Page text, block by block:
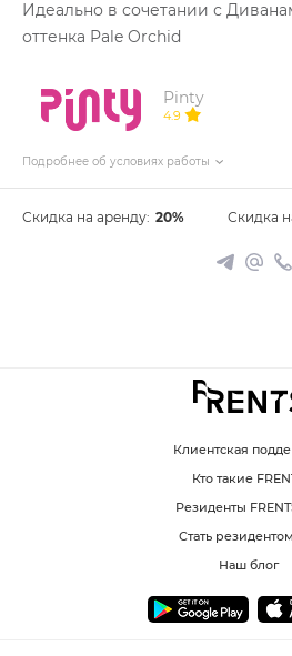
Идеально в сочетании с
оттенка Pale Orchid
Pinty
4.9
Подробнее об условиях работы
Скидка на аренду: 20% Скидка
Клиентская
Кто такие
Резиденты
Стать резидентом
Наш блог